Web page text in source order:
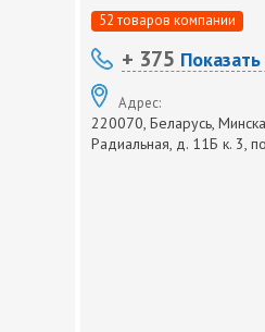
52 товаров компании
+ 375
Адрес:
220070, Беларусь,
Радиальная, д. 11Б к. 3,